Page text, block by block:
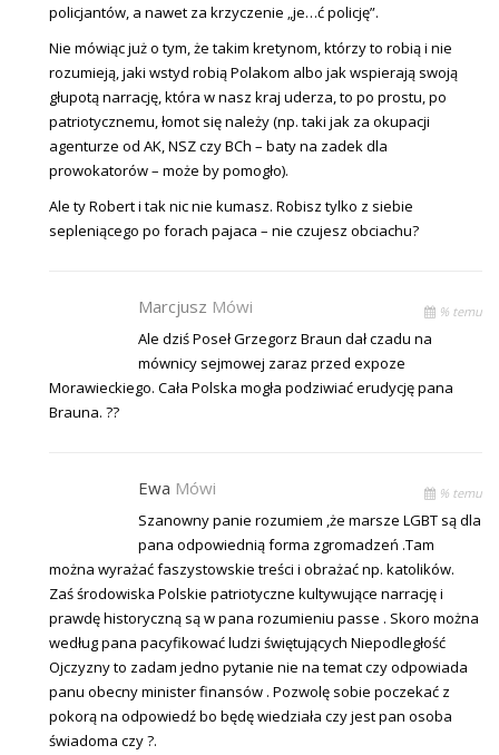
policjantów, a nawet za krzyczenie „je…ć policję”.
Nie mówiąc już o tym, że takim kretynom, którzy to robią i nie
rozumieją, jaki wstyd robią Polakom albo jak wspierają swoją
głupotą narrację, która w nasz kraj uderza, to po prostu, po
patriotycznemu, łomot się należy (np. taki jak za okupacji
agenturze od AK, NSZ czy BCh – baty na zadek dla
prowokatorów – może by pomogło).
Ale ty Robert i tak nic nie kumasz. Robisz tylko z siebie
sepleniącego po forach pajaca – nie czujesz obciachu?
Marcjusz Mówi % temu
Ale dziś Poseł Grzegorz Braun dał czadu na
mównicy sejmowej zaraz przed expoze
Morawieckiego. Cała Polska mogła podziwiać erudycję pana
Brauna. ??
Ewa Mówi % temu
Szanowny panie rozumiem ,że marsze LGBT są dla
pana odpowiednią forma zgromadzeń .Tam
można wyrażać faszystowskie treści i obrażać np. katolików.
Zaś środowiska Polskie patriotyczne kultywujące narrację i
prawdę historyczną są w pana rozumieniu passe . Skoro można
według pana pacyfikować ludzi świętujących Niepodległość
Ojczyzny to zadam jedno pytanie nie na temat czy odpowiada
panu obecny minister finansów . Pozwolę sobie poczekać z
pokorą na odpowiedź bo będę wiedziała czy jest pan osoba
świadoma czy ?.